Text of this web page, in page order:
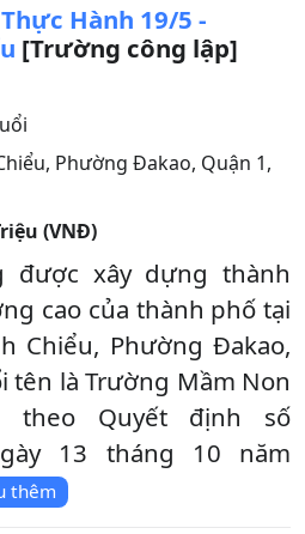
Hành 19/5 -
[Trường công lập]
Phường Đakao, Quận 1,
(VNĐ)
được xây dựng thành
cao của thành phố tại
Chiểu, Phường Đakao,
tên là Trường Mầm Non
theo Quyết định số
13 tháng 10 năm
thêm